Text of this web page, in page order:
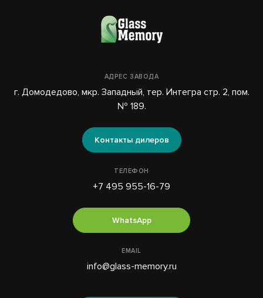
АДРЕС ЗАВОДА
г. Домодедово, мкр. Западный, тер. Интегра стр. 2, пом.
№ 189.
Контакты дилеров
ТЕЛЕФОН
+7 495 955-16-79
WhatsApp
EMAIL
info@glass-memory.ru